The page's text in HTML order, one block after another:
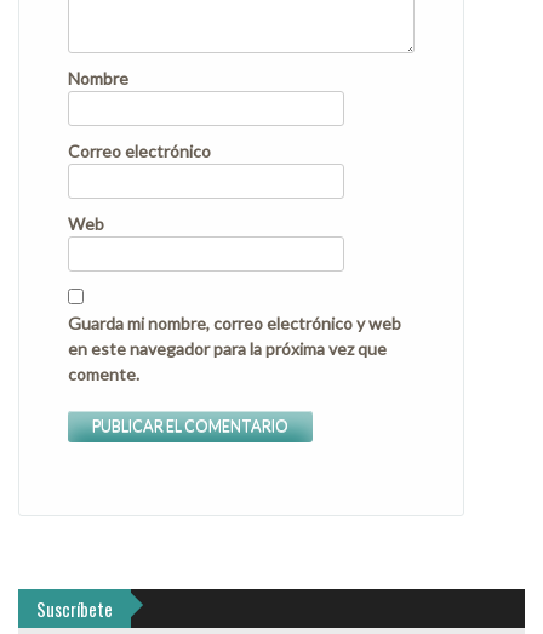
Nombre
Correo electrónico
Web
Guarda mi nombre, correo electrónico y web
en este navegador para la próxima vez que
comente.
Suscríbete